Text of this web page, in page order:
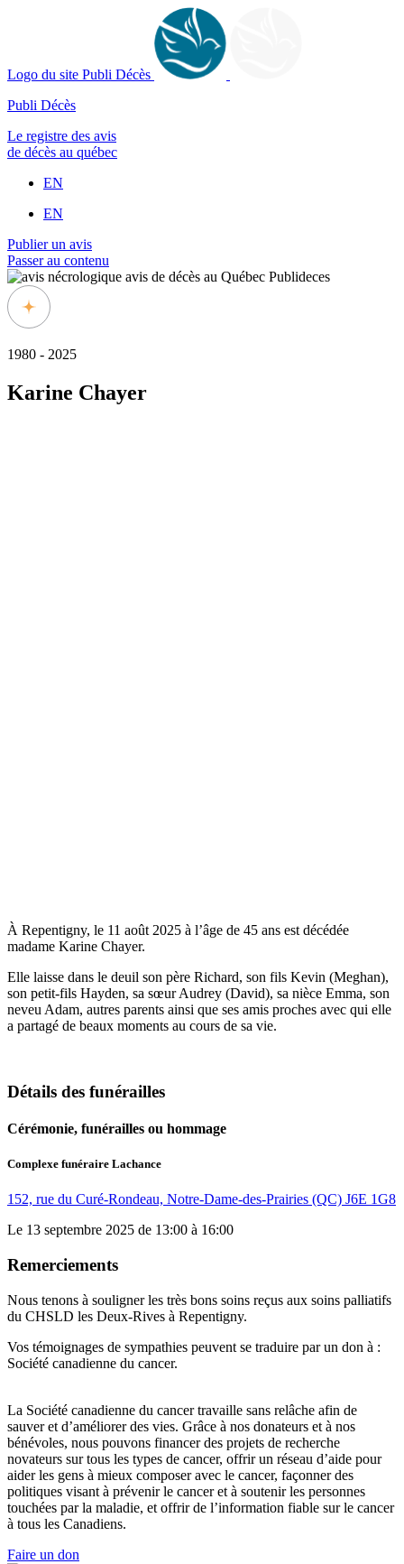
Logo du site Publi Décès
Publi Décès
Le registre des avis
de décès au québec
EN
EN
Publier un avis
Passer au contenu
1980 - 2025
Karine Chayer
À Repentigny, le 11 août 2025 à l’âge de 45 ans est décédée
madame Karine Chayer.
Elle laisse dans le deuil son père Richard, son fils Kevin (Meghan),
son petit-fils Hayden, sa sœur Audrey (David), sa nièce Emma, son
neveu Adam, autres parents ainsi que ses amis proches avec qui elle
a partagé de beaux moments au cours de sa vie.
Détails des funérailles
Cérémonie, funérailles ou hommage
Complexe funéraire Lachance
152, rue du Curé-Rondeau, Notre-Dame-des-Prairies (QC) J6E 1G8
Le 13 septembre 2025 de 13:00 à 16:00
Remerciements
Nous tenons à souligner les très bons soins reçus aux soins palliatifs
du CHSLD les Deux-Rives à Repentigny.
Vos témoignages de sympathies peuvent se traduire par un don à :
Société canadienne du cancer.
La Société canadienne du cancer travaille sans relâche afin de
sauver et d’améliorer des vies. Grâce à nos donateurs et à nos
bénévoles, nous pouvons financer des projets de recherche
novateurs sur tous les types de cancer, offrir un réseau d’aide pour
aider les gens à mieux composer avec le cancer, façonner des
politiques visant à prévenir le cancer et à soutenir les personnes
touchées par la maladie, et offrir de l’information fiable sur le cancer
à tous les Canadiens.
Faire un don